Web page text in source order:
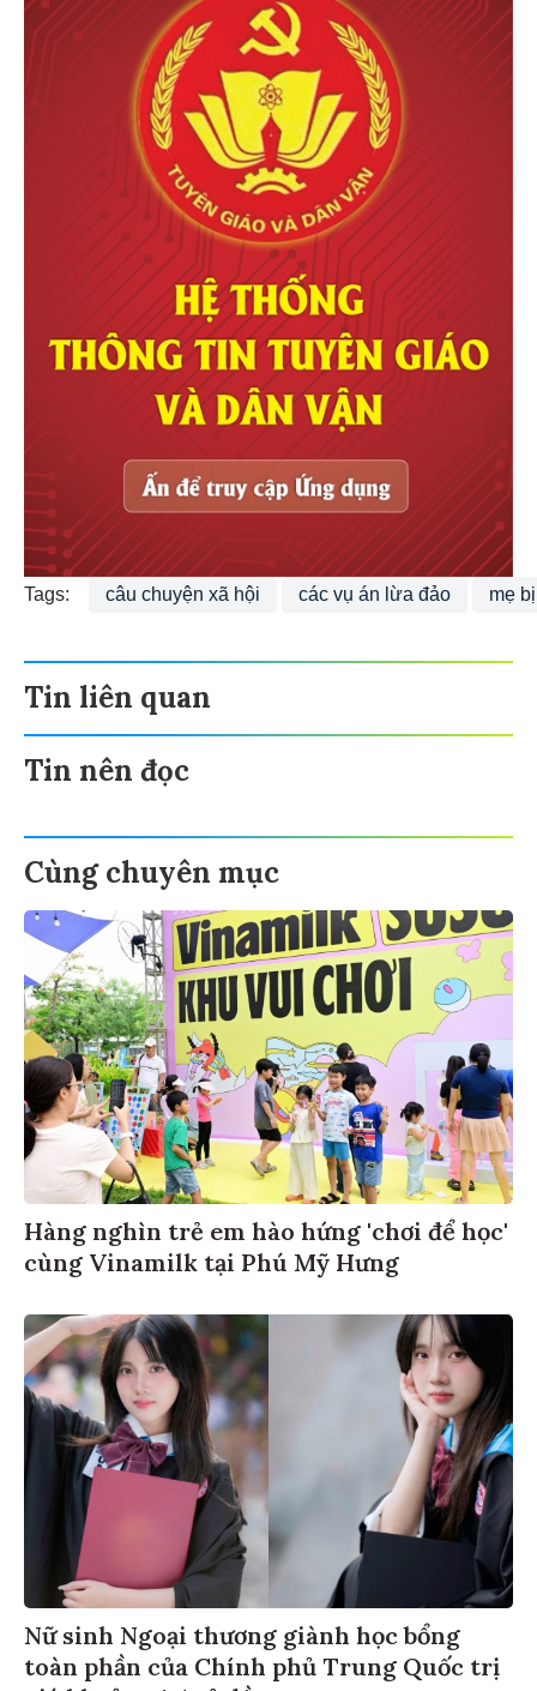
Tags: câu chuyện xã hội các vụ án lừa đảo mẹ
Tin liên quan
Tin nên đọc
Cùng chuyên mục
Hàng nghìn trẻ em hào hứng 'chơi để học'
cùng Vinamilk tại Phú Mỹ Hưng
Nữ sinh Ngoại thương giành học bổng
toàn phần của Chính phủ Trung Quốc trị